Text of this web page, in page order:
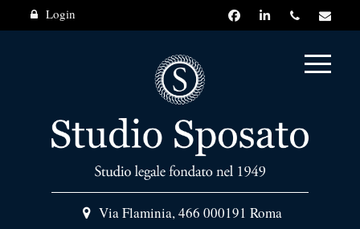
Login
Via Flaminia, 466 000191 Roma